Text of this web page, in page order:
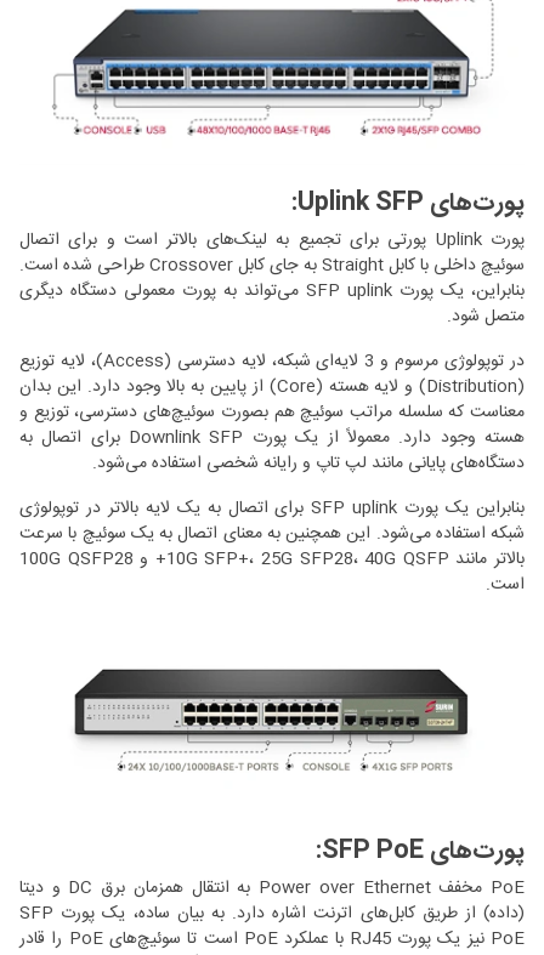
پورت‌های Uplink SFP:
پورت Uplink پورتی برای تجمیع به لینک‌های بالاتر است و برای اتصال
سوئیچ داخلی با کابل Straight به جای کابل Crossover طراحی شده است.
بنابراین، یک پورت SFP uplink می‌تواند به پورت معمولی دستگاه دیگری
متصل شود.
در توپولوژی مرسوم و 3 لایه‌ای شبکه، لایه دسترسی (Access)، لایه توزیع
(Distribution) و لایه هسته (Core) از پایین به بالا وجود دارد. این بدان
معناست که سلسله مراتب سوئیچ هم بصورت سوئیچ‌های دسترسی، توزیع و
هسته وجود دارد. معمولاً از یک پورت Downlink SFP برای اتصال به
دستگاه‌های پایانی مانند لپ تاپ و رایانه شخصی استفاده می‌شود.
بنابراین یک پورت SFP uplink برای اتصال به یک لایه بالاتر در توپولوژی
شبکه استفاده می‌شود. این همچنین به معنای اتصال به یک سوئیچ با سرعت
بالاتر مانند 10G SFP+، 25G SFP28، 40G QSFP+ و 100G QSFP28
است.
پورت‌های SFP PoE:
PoE مخفف Power over Ethernet به انتقال همزمان برق DC و دیتا
(داده) از طریق کابل‌های اترنت اشاره دارد. به بیان ساده، یک پورت SFP
PoE نیز یک پورت RJ45 با عملکرد PoE است تا سوئیچ‌های PoE را قادر